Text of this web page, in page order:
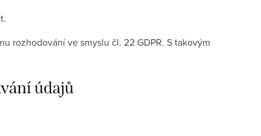
rozhodování ve smyslu čl. 22 GDPR. S takovým
údajů